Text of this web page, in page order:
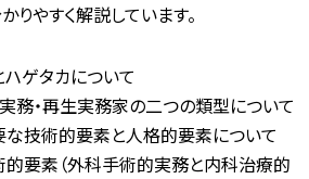
りやすく解説しています。
ゲタカについて
務・再生実務家の二つの類型について
技術的要素と人格的要素について
要素（外科手術的実務と内科治療的